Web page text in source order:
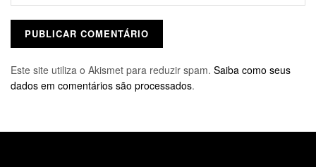
Este site utiliza o Akismet para reduzir spam. Saiba como seus
dados em comentários são processados.